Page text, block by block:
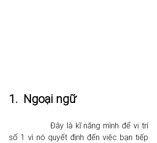
1.  Ngoại ngữ
số 1 vì nó quyết định đến việc bạn tiếp